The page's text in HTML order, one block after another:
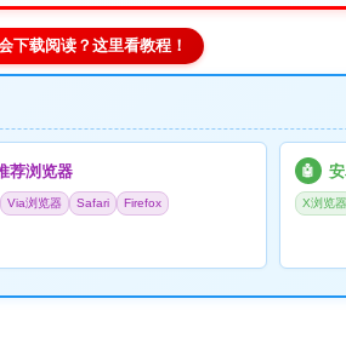
下载阅读？这里看教程！
荐浏览器
Via浏览器 Safari Firefox
🤖
X浏览器